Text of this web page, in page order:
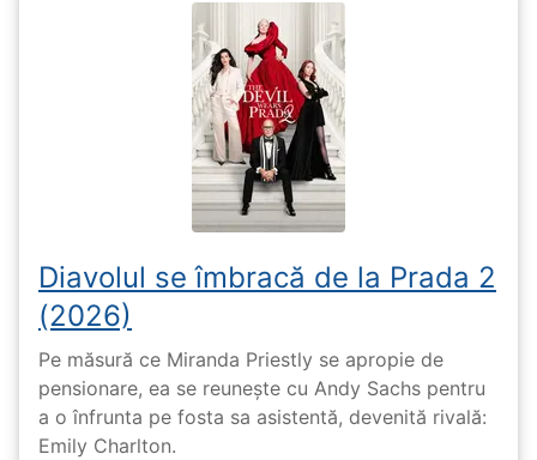
Diavolul se îmbracă de la Prada 2
(2026)
Pe măsură ce Miranda Priestly se apropie de
pensionare, ea se reunește cu Andy Sachs pentru
a o înfrunta pe fosta sa asistentă, devenită rivală:
Emily Charlton.